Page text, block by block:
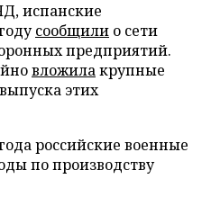
испанские
сообщили о сети
предприятий.
вложилакрупные
этих
российские военные
по производству